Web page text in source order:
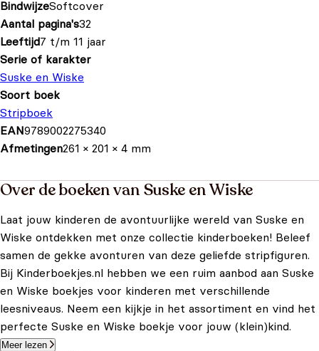
BindwijzeSoftcover
Aantal pagina's32
Leeftijd7 t/m 11 jaar
Serie of karakter
Suske en Wiske
Soort boek
Stripboek
EAN9789002275340
Afmetingen261 × 201 × 4 mm
Over de boeken van Suske en Wiske
Laat jouw kinderen de avontuurlijke wereld van Suske en
Wiske ontdekken met onze collectie kinderboeken! Beleef
samen de gekke avonturen van deze geliefde stripfiguren.
Bij Kinderboekjes.nl hebben we een ruim aanbod aan Suske
en Wiske boekjes voor kinderen met verschillende
leesniveaus. Neem een kijkje in het assortiment en vind het
perfecte Suske en Wiske boekje voor jouw (klein)kind.
Meer lezen